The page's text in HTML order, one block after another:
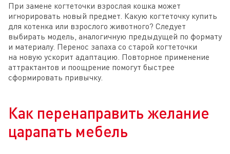
При замене когтеточки взрослая кошка может
игнорировать новый предмет. Какую когтеточку купить
для котенка или взрослого животного? Следует
выбирать модель, аналогичную предыдущей по формату
и материалу. Перенос запаха со старой когтеточки
на новую ускорит адаптацию. Повторное применение
аттрактантов и поощрение помогут быстрее
сформировать привычку.
Как перенаправить желание
царапать мебель